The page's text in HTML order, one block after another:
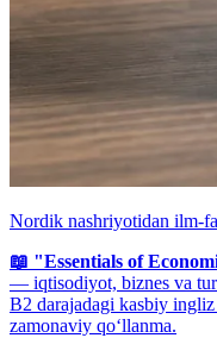
Nordik nashriyotidan ilm-
📖 "Essentials of
— iqtisodiyot, biznes va
B2 darajadagi kasbiy
zamonaviy qo‘llanma.